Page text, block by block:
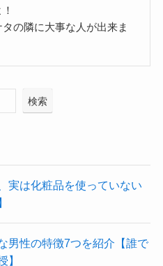
の隣に大事な人が出来ま
検索
実は化粧品を使っていない
男性の特徴7つを紹介【誰で
】